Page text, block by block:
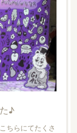
♪
ちらにてたくさ